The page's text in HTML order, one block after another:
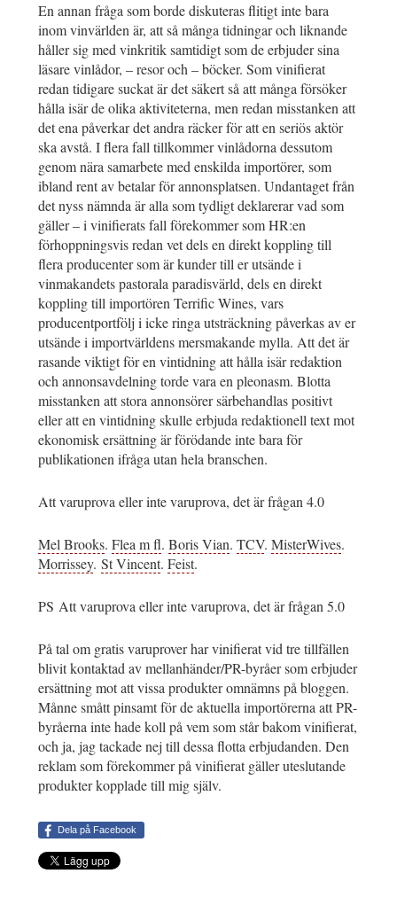
En annan fråga som borde diskuteras flitigt inte bara
inom vinvärlden är, att så många tidningar och liknande
håller sig med vinkritik samtidigt som de erbjuder sina
läsare vinlådor, – resor och – böcker. Som vinifierat
redan tidigare suckat är det säkert så att många försöker
hålla isär de olika aktiviteterna, men redan misstanken att
det ena påverkar det andra räcker för att en seriös aktör
ska avstå. I flera fall tillkommer vinlådorna dessutom
genom nära samarbete med enskilda importörer, som
ibland rent av betalar för annonsplatsen. Undantaget från
det nyss nämnda är alla som tydligt deklarerar vad som
gäller – i vinifierats fall förekommer som HR:en
förhoppningsvis redan vet dels en direkt koppling till
flera producenter som är kunder till er utsände i
vinmakandets pastorala paradisvärld, dels en direkt
koppling till importören Terrific Wines, vars
producentportfölj i icke ringa utsträckning påverkas av er
utsände i importvärldens mersmakande mylla. Att det är
rasande viktigt för en vintidning att hålla isär redaktion
och annonsavdelning torde vara en pleonasm. Blotta
misstanken att stora annonsörer särbehandlas positivt
eller att en vintidning skulle erbjuda redaktionell text mot
ekonomisk ersättning är förödande inte bara för
publikationen ifråga utan hela branschen.
Att varuprova eller inte varuprova, det är frågan 4.0
Mel Brooks. Flea m fl. Boris Vian. TCV. MisterWives.
Morrissey. St Vincent. Feist.
PS Att varuprova eller inte varuprova, det är frågan 5.0
På tal om gratis varuprover har vinifierat vid tre tillfällen
blivit kontaktad av mellanhänder/PR-byråer som erbjuder
ersättning mot att vissa produkter omnämns på bloggen.
Månne smått pinsamt för de aktuella importörerna att PR-
byråerna inte hade koll på vem som står bakom vinifierat,
och ja, jag tackade nej till dessa flotta erbjudanden. Den
reklam som förekommer på vinifierat gäller uteslutande
produkter kopplade till mig själv.
Dela på Facebook